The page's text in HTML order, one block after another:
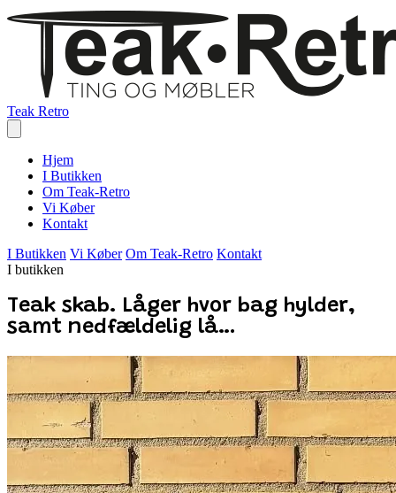
Teak Retro
Hjem
I Butikken
Om Teak-Retro
Vi Køber
Kontakt
I Butikken Vi Køber Om Teak-Retro Kontakt
I butikken
Teak skab. Låger hvor bag hylder,
samt nedfældelig lå…